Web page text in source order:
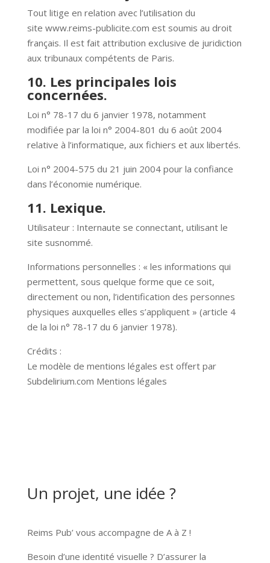
Tout litige en relation avec l’utilisation du
site www.reims-publicite.com est soumis au droit
français. Il est fait attribution exclusive de juridiction
aux tribunaux compétents de Paris.
10. Les principales lois
concernées.
Loi n° 78-17 du 6 janvier 1978, notamment
modifiée par la loi n° 2004-801 du 6 août 2004
relative à l’informatique, aux fichiers et aux libertés.
Loi n° 2004-575 du 21 juin 2004 pour la confiance
dans l’économie numérique.
11. Lexique.
Utilisateur : Internaute se connectant, utilisant le
site susnommé.
Informations personnelles : « les informations qui
permettent, sous quelque forme que ce soit,
directement ou non, l’identification des personnes
physiques auxquelles elles s’appliquent » (article 4
de la loi n° 78-17 du 6 janvier 1978).
Crédits :
Le modèle de mentions légales est offert par
Subdelirium.com Mentions légales
Un projet, une idée ?
Reims Pub’ vous accompagne de A à Z !
Besoin d’une identité visuelle ? D’assurer la